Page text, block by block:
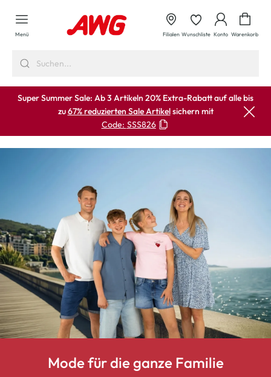
springen
Menü Filialen Wunschliste Konto Warenkorb
Super Summer Sale: Ab 3 Artikeln 20% Extra-Rabatt auf alle bis
zu67% reduzierten Sale Artikelsichern mit
Code: SSS826
Mode für die ganze Familie